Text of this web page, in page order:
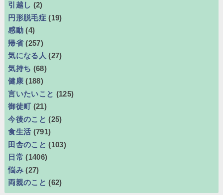
引越し (2)
円形脱毛症 (19)
感動 (4)
帰省 (257)
気になる人 (27)
気持ち (68)
健康 (188)
言いたいこと (125)
御徒町 (21)
今後のこと (25)
食生活 (791)
田舎のこと (103)
日常 (1406)
悩み (27)
両親のこと (62)